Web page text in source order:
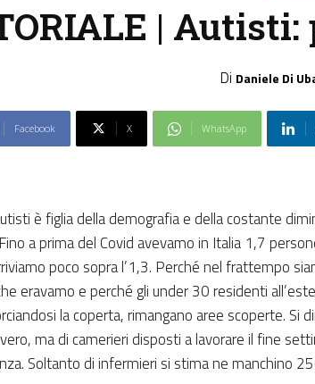
|
Di Daniele Di
Facebook X WhatsApp
è figlia della demografia e della costante
a prima del Covid avevamo in Italia 1,7
poco sopra l’1,3. Perché nel frattempo
eravamo e perché gli under 30 residenti
la coperta, rimangano aree scoperte. Si
ma di camerieri disposti a lavorare il fine
Soltanto di infermieri si stima ne manchino